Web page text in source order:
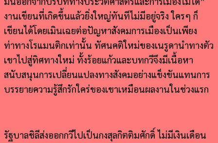
งานเขียนที่เกิดขึ้นแล้วยิ่งใหญ่ทันทีไม่มีอยู่จริง ใครๆ ก็
เขียนได้โดยเมินเฉยต่อปัญหาสังคมการเมืองเป็นเพียง
ท่าทางโรแมนติกเท่านั้น ทัศนคติใหม่ของเนรูดานำทางตัว
เขาไปสู่ทิศทางใหม่ ทั้งร้อยแก้วและบทกวีจึงมีเนื้อหา
สนับสนุนการเปลี่ยนแปลงทางสังคมอย่างแข็งขันแทนการ
บรรยายความรู้สึกรักใคร่ของเขาเหมือนผลงานในช่วงแรก
รัฐบาลชิลีส่งออกกวีไปเป็นกงสุลกิตติมศักดิ์ ไม่มีเงินเดือน